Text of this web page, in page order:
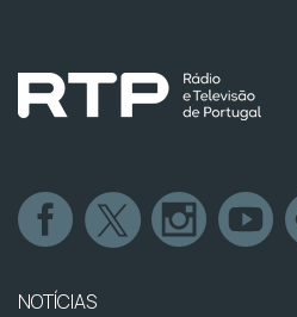
NOTÍCIAS